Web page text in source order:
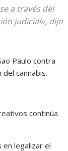
a través del
judicial», dijo
Paulo contra
cannabis.
continúa
en legalizar el